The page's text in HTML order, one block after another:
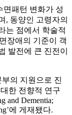
면패턴 변화가 성
, 동양인 고령자의
는 점에서 학술적
장애의 기준이 객
발전에 큰 진전이
의 지원으로 진
한 전향적 연구
and Dementia;
에 게재됐다.